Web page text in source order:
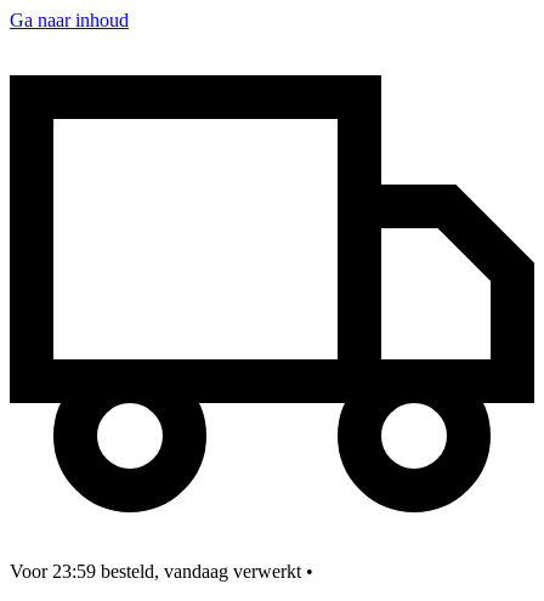
Ga naar inhoud
Voor 23:59 besteld, vandaag verwerkt •